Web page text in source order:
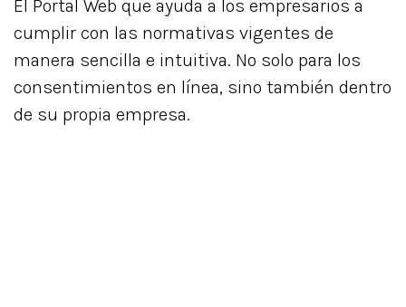
El Portal Web que ayuda a los empresarios a
cumplir con las normativas vigentes de
manera sencilla e intuitiva. No solo para los
consentimientos en línea, sino también dentro
de su propia empresa.